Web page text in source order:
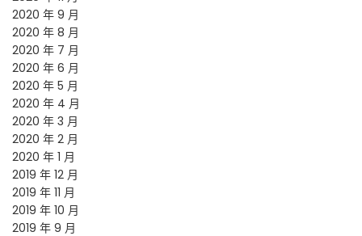
2020 年 9 月
2020 年 8 月
2020 年 7 月
2020 年 6 月
2020 年 5 月
2020 年 4 月
2020 年 3 月
2020 年 2 月
2020 年 1 月
2019 年 12 月
2019 年 11 月
2019 年 10 月
2019 年 9 月